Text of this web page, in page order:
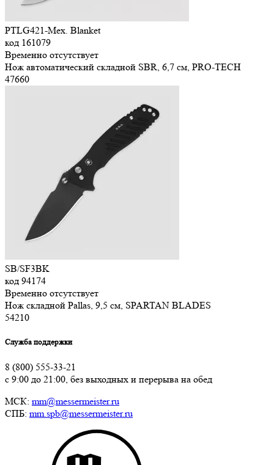
PTLG421-Mex. Blanket
код 161079
Временно отсутствует
Нож автоматический складной SBR, 6,7 см, PRO-TECH
47660
SB/SF3BK
код 94174
Временно отсутствует
Нож складной Pallas, 9,5 см, SPARTAN BLADES
54210
Служба поддержки
8 (800) 555-33-21
с 9:00 до 21:00, без выходных и перерыва на обед
МСК: mm@messermeister.ru
СПБ: mm.spb@messermeister.ru